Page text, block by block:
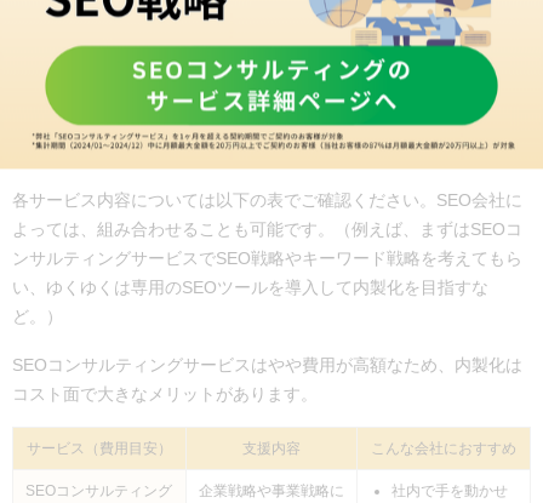
域・提供しているサービスは多岐にわたるため、自社の状況にあっ
たサービスを提供している会社（または自社の状況あわせてカスタ
マイズできる会社）を選んでください。
サービス内容を大別すると、SEOコンサルティング・SEO記事制
作・内製化支援（SEOツール導入）に分けることができます。
各サービス内容については以下の表でご確認ください。SEO会社に
よっては、組み合わせることも可能です。（例えば、まずはSEOコ
ンサルティングサービスでSEO戦略やキーワード戦略を考えてもら
い、ゆくゆくは専用のSEOツールを導入して内製化を目指すな
ど。）
SEOコンサルティングサービスはやや費用が高額なため、内製化は
コスト面で大きなメリットがあります。
サービス（費用目安） 支援内容 こんな会社におすすめ
SEOコンサルティング
企業戦略や事業戦略に
社内で手を動かせ